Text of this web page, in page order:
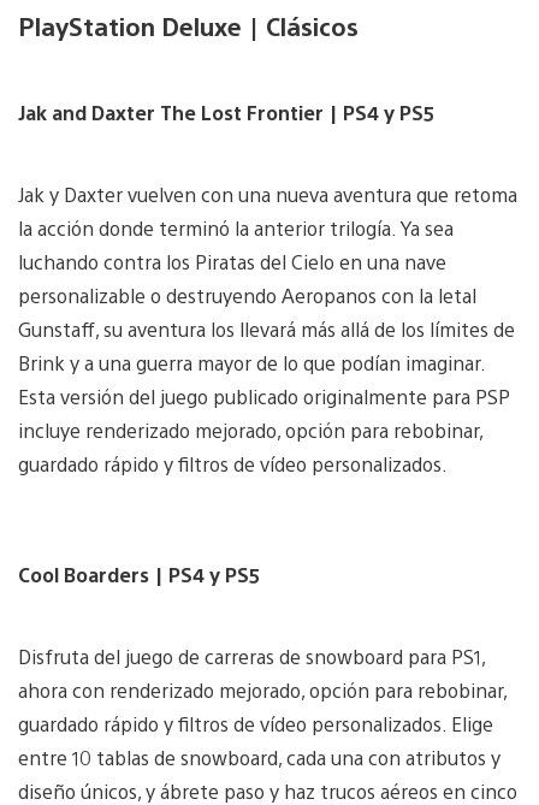
PlayStation Deluxe | Clásicos
Jak and Daxter The Lost Frontier | PS4 y PS5
Jak y Daxter vuelven con una nueva aventura que retoma
la acción donde terminó la anterior trilogía. Ya sea
luchando contra los Piratas del Cielo en una nave
personalizable o destruyendo Aeropanos con la letal
Gunstaff, su aventura los llevará más allá de los límites de
Brink y a una guerra mayor de lo que podían imaginar.
Esta versión del juego publicado originalmente para PSP
incluye renderizado mejorado, opción para rebobinar,
guardado rápido y filtros de vídeo personalizados.
Cool Boarders | PS4 y PS5
Disfruta del juego de carreras de snowboard para PS1,
ahora con renderizado mejorado, opción para rebobinar,
guardado rápido y filtros de vídeo personalizados. Elige
entre 10 tablas de snowboard, cada una con atributos y
diseño únicos, y ábrete paso y haz trucos aéreos en cinco